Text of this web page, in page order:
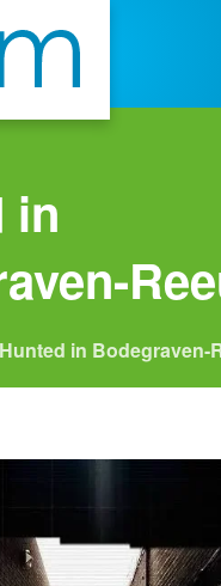
in
Hunted in Bodegraven-